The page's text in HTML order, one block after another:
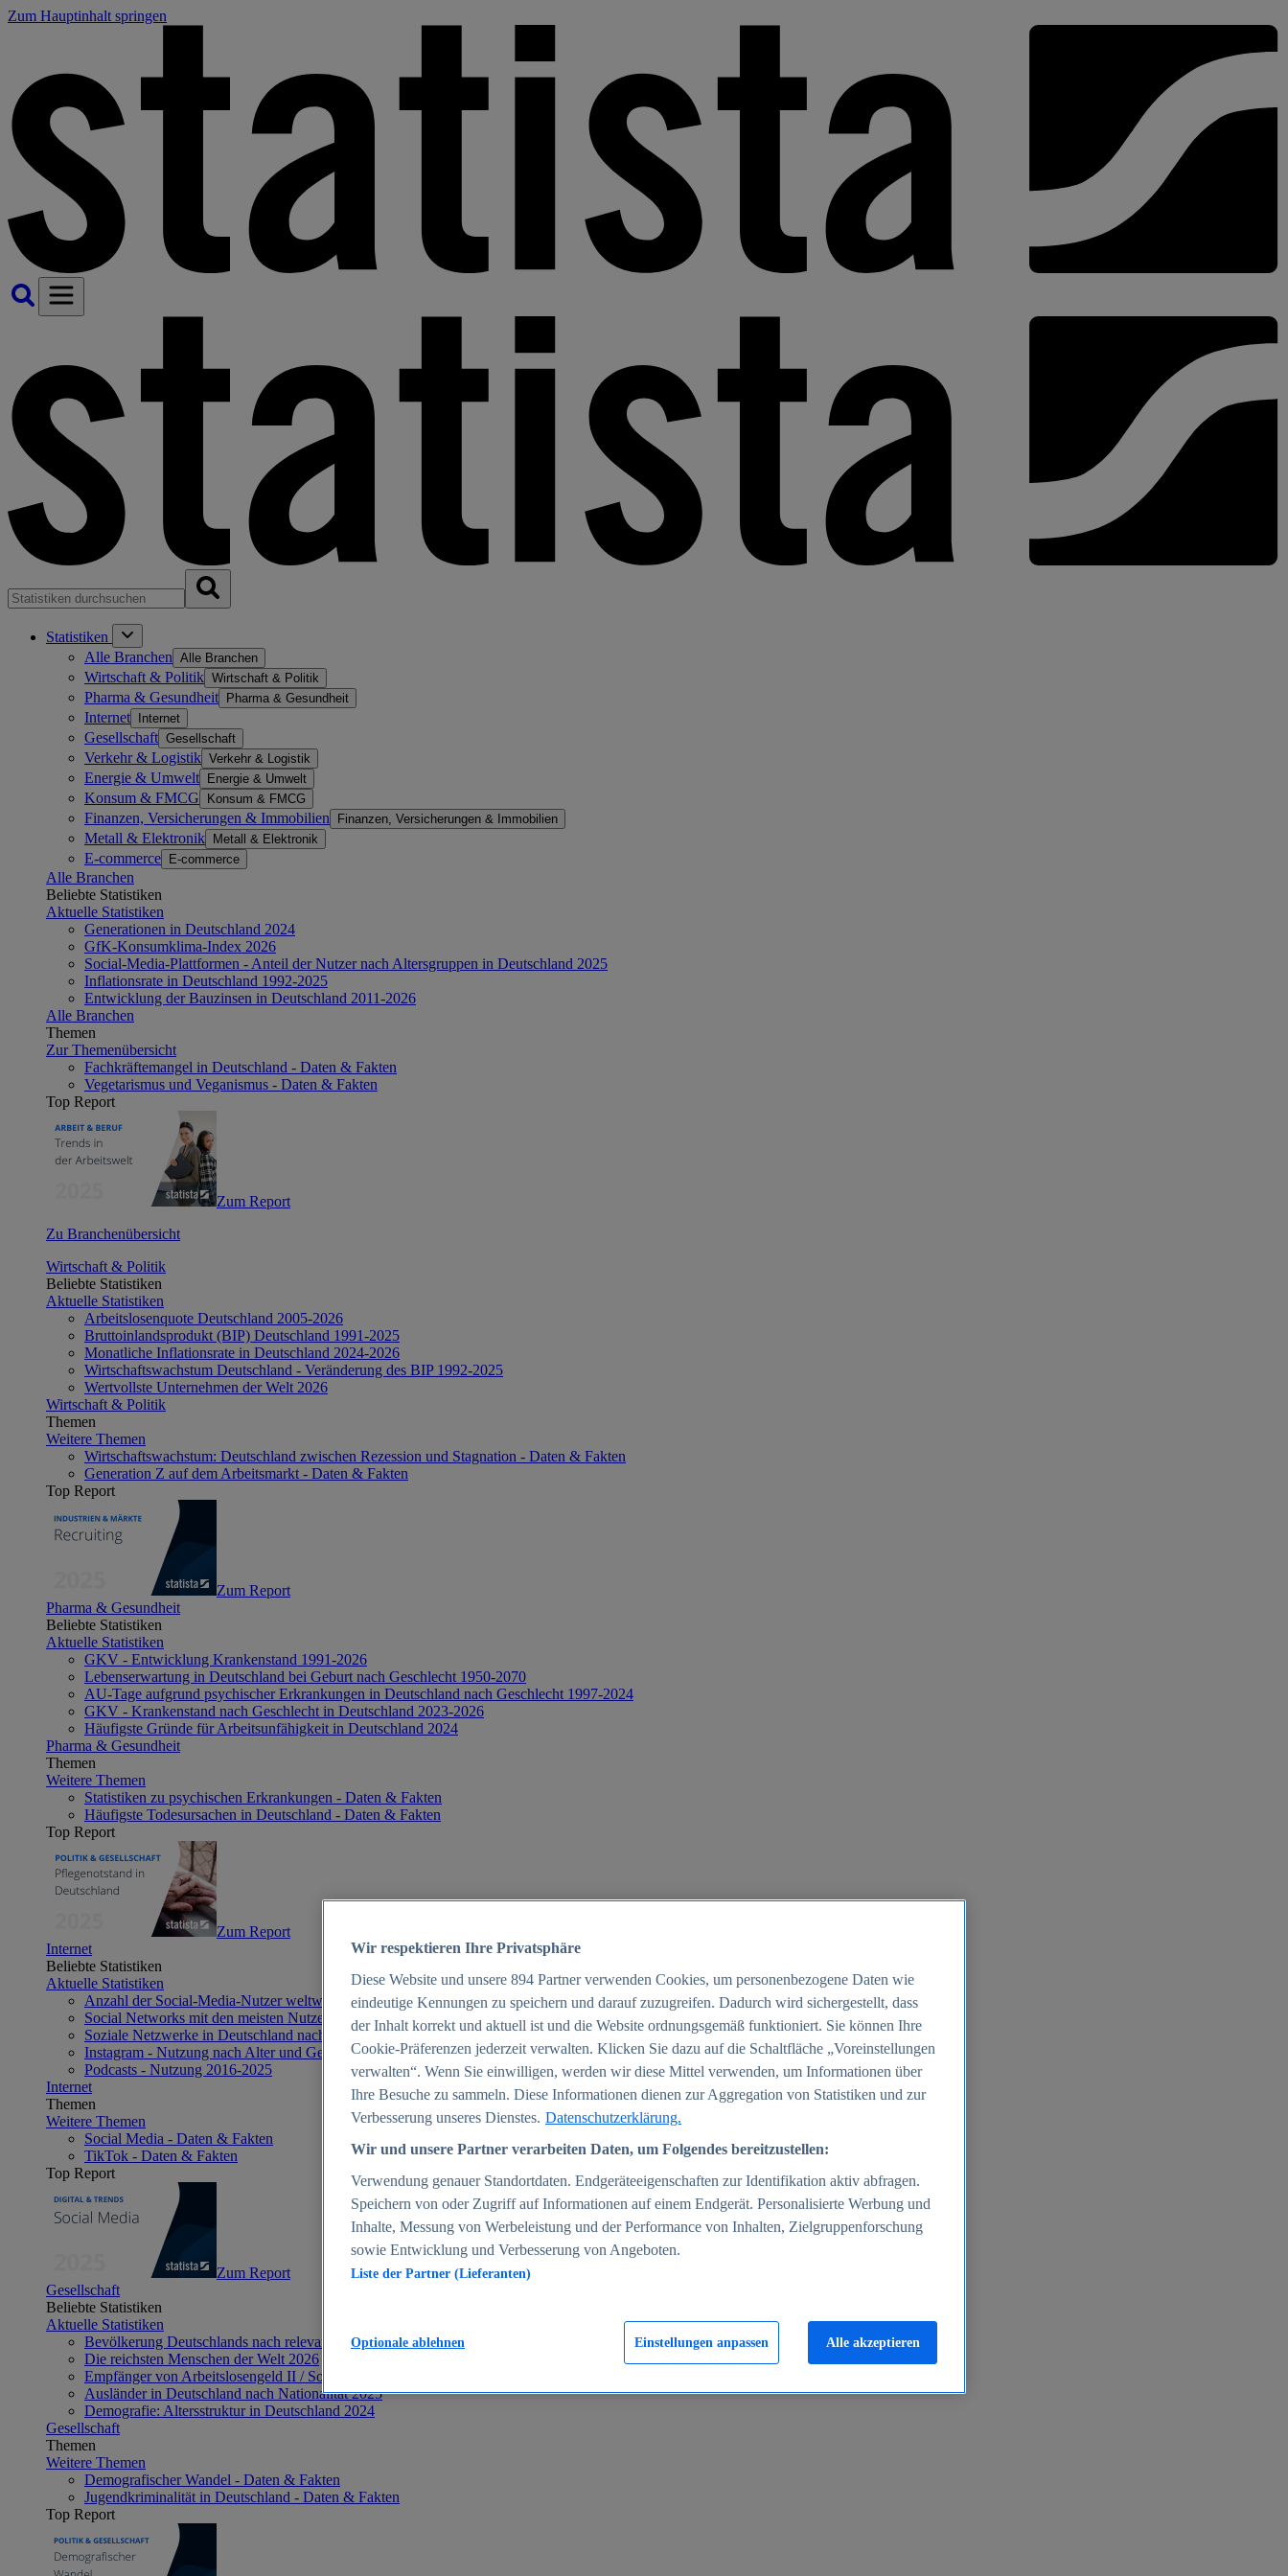
Zum Hauptinhalt springen
Statistiken
Alle Branchen Alle Branchen
Wirtschaft & Politik Wirtschaft & Politik
Pharma & Gesundheit Pharma & Gesundheit
Internet Internet
Gesellschaft Gesellschaft
Verkehr & Logistik Verkehr & Logistik
Energie & Umwelt Energie & Umwelt
Konsum & FMCG Konsum & FMCG
Finanzen, Versicherungen & Immobilien Finanzen, Versicherungen & Immobilien
Metall & Elektronik Metall & Elektronik
E-commerce E-commerce
Alle Branchen
Beliebte Statistiken
Aktuelle Statistiken
Generationen in Deutschland 2024
GfK-Konsumklima-Index 2026
Social-Media-Plattformen - Anteil der Nutzer nach Altersgruppen in Deutschland 2025
Inflationsrate in Deutschland 1992-2025
Entwicklung der Bauzinsen in Deutschland 2011-2026
Alle Branchen
Themen
Zur Themenübersicht
Fachkräftemangel in Deutschland - Daten & Fakten
Vegetarismus und Veganismus - Daten & Fakten
Top Report
Zum Report
Zu Branchenübersicht
Wirtschaft & Politik
Beliebte Statistiken
Aktuelle Statistiken
Arbeitslosenquote Deutschland 2005-2026
Bruttoinlandsprodukt (BIP) Deutschland 1991-2025
Monatliche Inflationsrate in Deutschland 2024-2026
Wirtschaftswachstum Deutschland - Veränderung des BIP 1992-2025
Wertvollste Unternehmen der Welt 2026
Wirtschaft & Politik
Themen
Weitere Themen
Wirtschaftswachstum: Deutschland zwischen Rezession und Stagnation - Daten & Fakten
Generation Z auf dem Arbeitsmarkt - Daten & Fakten
Top Report
Zum Report
Pharma & Gesundheit
Beliebte Statistiken
Aktuelle Statistiken
GKV - Entwicklung Krankenstand 1991-2026
Lebenserwartung in Deutschland bei Geburt nach Geschlecht 1950-2070
AU-Tage aufgrund psychischer Erkrankungen in Deutschland nach Geschlecht 1997-2024
GKV - Krankenstand nach Geschlecht in Deutschland 2023-2026
Häufigste Gründe für Arbeitsunfähigkeit in Deutschland 2024
Pharma & Gesundheit
Themen
Weitere Themen
Statistiken zu psychischen Erkrankungen - Daten & Fakten
Häufigste Todesursachen in Deutschland - Daten & Fakten
Top Report
Zum Report
Internet
Beliebte Statistiken
Aktuelle Statistiken
Anzahl der Social-Media-Nutzer weltweit 2012-2025
Social Networks mit den meisten Nutzern weltweit 2025
Soziale Netzwerke in Deutschland nach Generationen 2025
Instagram - Nutzung nach Alter und Geschlecht in Deutschland 2025
Podcasts - Nutzung 2016-2025
Internet
Themen
Weitere Themen
Social Media - Daten & Fakten
TikTok - Daten & Fakten
Top Report
Zum Report
Gesellschaft
Beliebte Statistiken
Aktuelle Statistiken
Bevölkerung Deutschlands nach relevanten Altersgruppen 2024
Die reichsten Menschen der Welt 2026
Empfänger von Arbeitslosengeld II / Sozialgeld / Bürgergeld in Deutschland 2005-2025
Ausländer in Deutschland nach Nationalität 2025
Demografie: Altersstruktur in Deutschland 2024
Gesellschaft
Themen
Weitere Themen
Demografischer Wandel - Daten & Fakten
Jugendkriminalität in Deutschland - Daten & Fakten
Top Report
Wir respektieren Ihre Privatsphäre
Diese Website und unsere 894 Partner verwenden Cookies, um personenbezogene Daten wie
eindeutige Kennungen zu speichern und darauf zuzugreifen. Dadurch wird sichergestellt, dass
der Inhalt korrekt und aktuell ist und die Website ordnungsgemäß funktioniert. Sie können Ihre
Cookie-Präferenzen jederzeit verwalten. Klicken Sie dazu auf die Schaltfläche „Voreinstellungen
verwalten“. Wenn Sie einwilligen, werden wir diese Mittel verwenden, um Informationen über
Ihre Besuche zu sammeln. Diese Informationen dienen zur Aggregation von Statistiken und zur
Verbesserung unseres Dienstes. Datenschutzerklärung.
Wir und unsere Partner verarbeiten Daten, um Folgendes bereitzustellen:
Verwendung genauer Standortdaten. Endgeräteeigenschaften zur Identifikation aktiv abfragen.
Speichern von oder Zugriff auf Informationen auf einem Endgerät. Personalisierte Werbung und
Inhalte, Messung von Werbeleistung und der Performance von Inhalten, Zielgruppenforschung
sowie Entwicklung und Verbesserung von Angeboten.
Liste der Partner (Lieferanten)
Einstellungen anpassen
Optionale ablehnen Alle akzeptieren